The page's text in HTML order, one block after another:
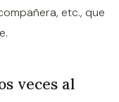
etc., que
veces al